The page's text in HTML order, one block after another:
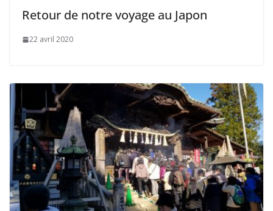
Retour de notre voyage au Japon
22 avril 2020